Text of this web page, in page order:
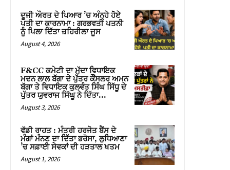
ਦੂਜੀ ਔਰਤ ਦੇ ਪਿਆਰ ’ਚ ਅੰਨ੍ਹੇ ਹੋਏ
ਪਤੀ ਦਾ ਕਾਰਨਾਮਾ : ਗਰਭਵਤੀ ਪਤਨੀ
ਨੂੰ ਪਿਲਾ ਦਿੱਤਾ ਜ਼ਹਿਰੀਲਾ ਜੂਸ
August 4, 2026
F&CC ਕਮੇਟੀ ਦਾ ਮੁੱਦਾ ਵਿਧਾਇਕ
ਮਦਨ ਲਾਲ ਬੱਗਾ ਦੇ ਪੁੱਤਰ ਕੌਂਸਲਰ ਅਮਨ
ਬੱਗਾ ਤੇ ਵਿਧਾਇਕ ਕੁਲਵੰਤ ਸਿੰਘ ਸਿੱਧੂ ਦੇ
ਪੁੱਤਰ ਯੁਵਰਾਜ ਸਿੱਘੂ ਨੇ ਦਿੱਤਾ...
August 3, 2026
ਵੱਡੀ ਰਾਹਤ : ਮੰਤਰੀ ਹਰਜੋਤ ਬੈਂਸ ਦੇ
ਮੰਗਾਂ ਮੰਨਣ ਦਾ ਦਿੱਤਾ ਭਰੋਸਾ, ਲੁਧਿਆਣਾ
’ਚ ਸਫ਼ਾਈ ਸੇਵਕਾਂ ਦੀ ਹੜਤਾਲ ਖਤਮ
August 1, 2026